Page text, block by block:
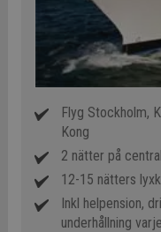
Flyg Stockholm,
Kong
2 nätter på
12-15 nätters
Inkl helpension,
underhållning